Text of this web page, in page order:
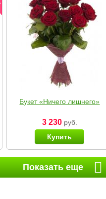
Букет «Ничего лишнего»
3 230руб.
Купить
Показать еще